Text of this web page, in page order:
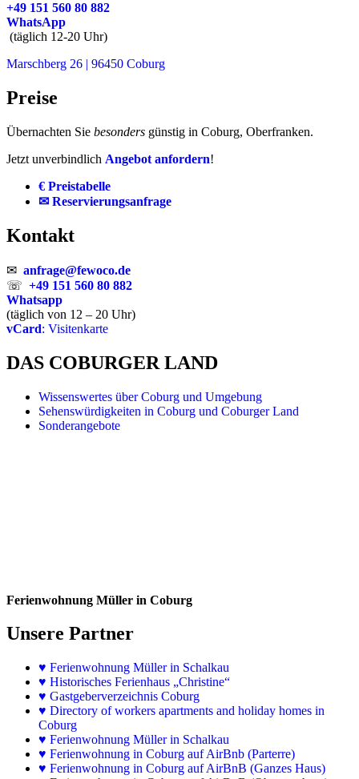
+49 151 560 80 882
WhatsApp
(täglich 12-20 Uhr)
Marschberg 26 | 96450 Coburg
Preise
Übernachten Sie besonders günstig in Coburg, Oberfranken.
Jetzt unverbindlich Angebot anfordern!
€ Preistabelle
✉ Reservierungsanfrage
Kontakt
✉ anfrage@fewoco.de
☏ +49 151 560 80 882
Whatsapp
(täglich von 12 – 20 Uhr)
vCard: Visitenkarte
DAS COBURGER LAND
Wissenswertes über Coburg und Umgebung
Sehenswürdigkeiten in Coburg und Coburger Land
Sonderangebote
Ferienwohnung Müller in Coburg
Unsere Partner
♥ Ferienwohnung Müller in Schalkau
♥ Historisches Ferienhaus „Christine“
♥ Gastgeberverzeichnis Coburg
♥ Directory of workers apartments and holiday homes in
Coburg
♥ Ferienwohnung Müller in Schalkau
♥ Ferienwohnung in Coburg auf AirBnb (Parterre)
♥ Ferienwohnung in Coburg auf AirBnB (Ganzes Haus)